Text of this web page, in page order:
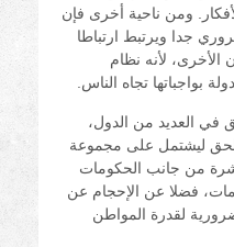
ومن ناحية أخرى فإن
جدا ويرتبط ارتباطا
الأخرى، لأنه نظام
بواجباتها تجاه الناس.
في العديد من الدول،
ليشتمل على مجموعة
من جانب الحكومات
فضلا عن الإحجام عن
لقدرة المواطن